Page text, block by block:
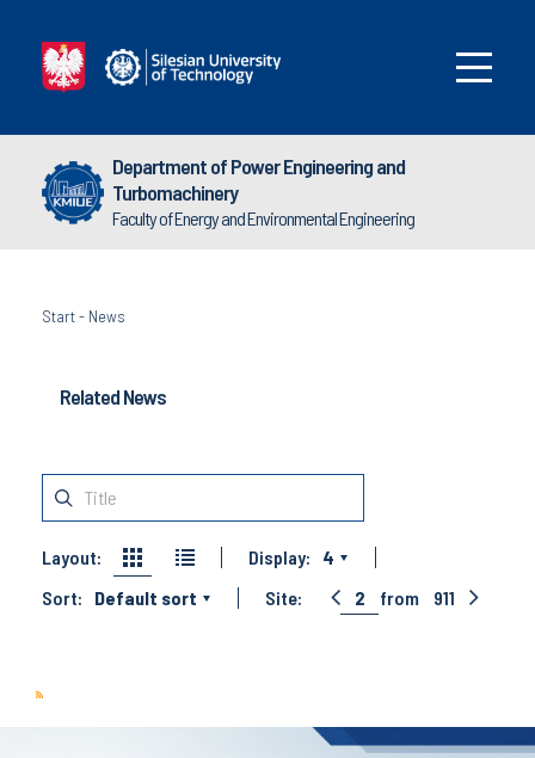
Department of Power Engineering and
Turbomachinery
Faculty of Energy and Environmental Engineering
Start- News
Related News
Layout: Display:
4
Sort:
Default sort Site: 2 from 911